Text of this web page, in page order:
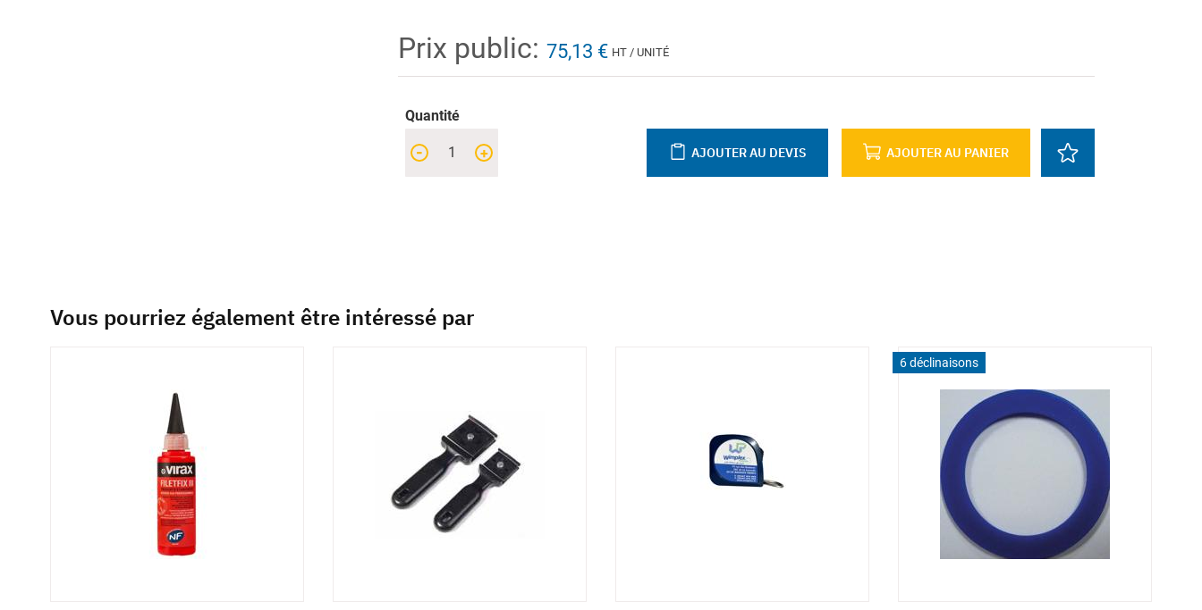
Prix public: 75,13 € HT / UNITÉ
Quantité
+
- AJOUTER AU PANIER
AJOUTER AU DEVIS
Vous pourriez également être intéressé par
6 déclinaisons